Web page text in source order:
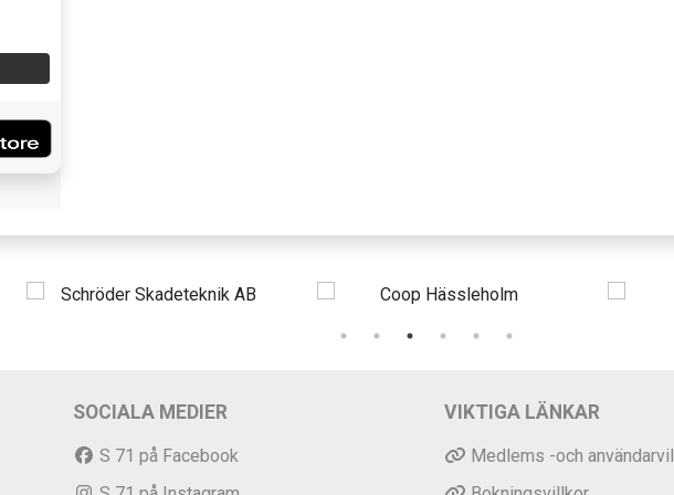
SOCIALA MEDIER
S 71 på Facebook
VIKTIGA LÄNKAR
Medlems -och